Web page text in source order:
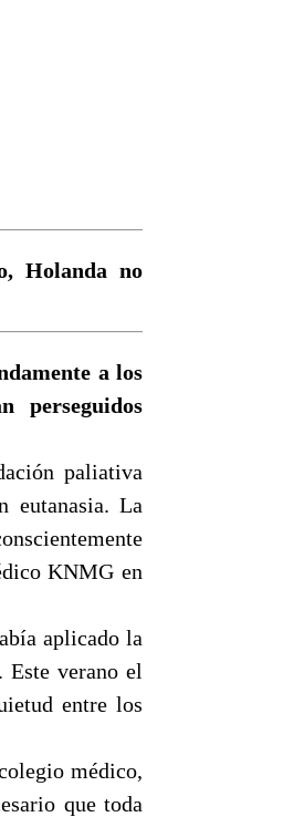
Holanda no
a los
perseguidos
paliativa
eutanasia. La
KNMG en
aplicado la
Este verano el
entre los
médico,
que toda